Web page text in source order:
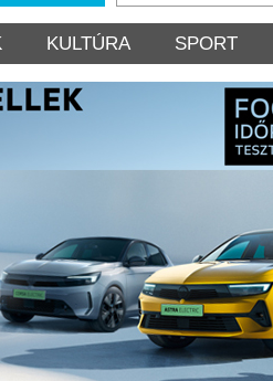
KULTÚRA SPORT